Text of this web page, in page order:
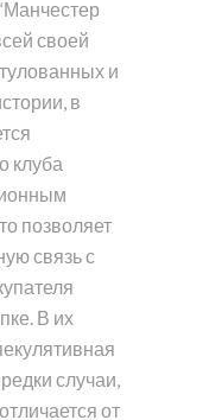
своей
и
в
клуба
позволяет
связь с
В их
случаи,
от